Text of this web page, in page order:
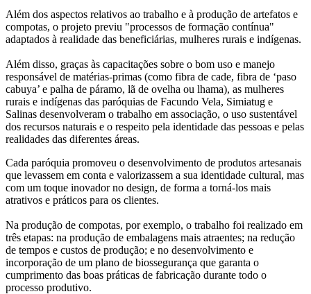
Além dos aspectos relativos ao trabalho e à produção de artefatos e
compotas, o projeto previu "processos de formação contínua"
adaptados à realidade das beneficiárias, mulheres rurais e indígenas.
Além disso, graças às capacitações sobre o bom uso e manejo
responsável de matérias-primas (como fibra de cade, fibra de ‘paso
cabuya’ e palha de páramo, lã de ovelha ou lhama), as mulheres
rurais e indígenas das paróquias de Facundo Vela, Simiatug e
Salinas desenvolveram o trabalho em associação, o uso sustentável
dos recursos naturais e o respeito pela identidade das pessoas e pelas
realidades das diferentes áreas.
Cada paróquia promoveu o desenvolvimento de produtos artesanais
que levassem em conta e valorizassem a sua identidade cultural, mas
com um toque inovador no design, de forma a torná-los mais
atrativos e práticos para os clientes.
Na produção de compotas, por exemplo, o trabalho foi realizado em
três etapas: na produção de embalagens mais atraentes; na redução
de tempos e custos de produção; e no desenvolvimento e
incorporação de um plano de biossegurança que garanta o
cumprimento das boas práticas de fabricação durante todo o
processo produtivo.